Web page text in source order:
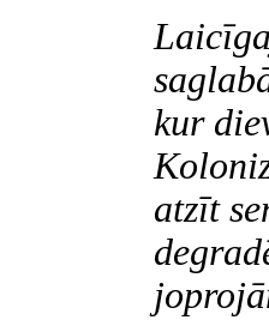
kur
atzīt